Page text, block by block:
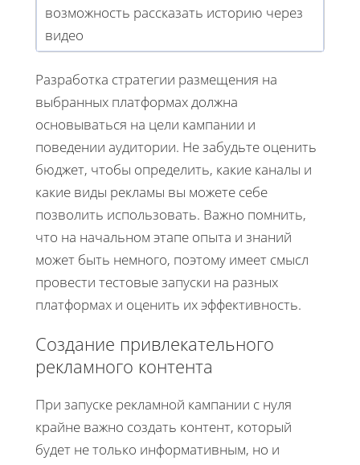
возможность рассказать историю через
видео
Разработка стратегии размещения на
выбранных платформах должна
основываться на цели кампании и
поведении аудитории. Не забудьте оценить
бюджет, чтобы определить, какие каналы и
какие виды рекламы вы можете себе
позволить использовать. Важно помнить,
что на начальном этапе опыта и знаний
может быть немного, поэтому имеет смысл
провести тестовые запуски на разных
платформах и оценить их эффективность.
Создание привлекательного
рекламного контента
При запуске рекламной кампании с нуля
крайне важно создать контент, который
будет не только информативным, но и